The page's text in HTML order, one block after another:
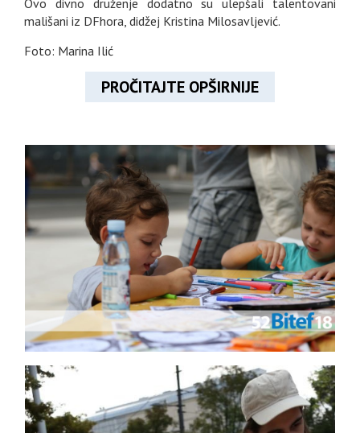
mališani iz DFhora, didžej Kristina Milosavljević.
Foto: Marina Ilić
PROČITAJTE OPŠIRNIJE